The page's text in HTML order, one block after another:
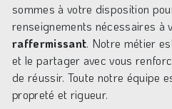
sommes à votre disposition
renseignements nécessaires
raffermissant. Notre métier
et le partager avec vous
de réussir. Toute notre équipe
propreté et rigueur.